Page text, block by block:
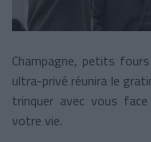
Champagne, petits
ultra-privé réunira le
trinquer avec vous
votre vie.